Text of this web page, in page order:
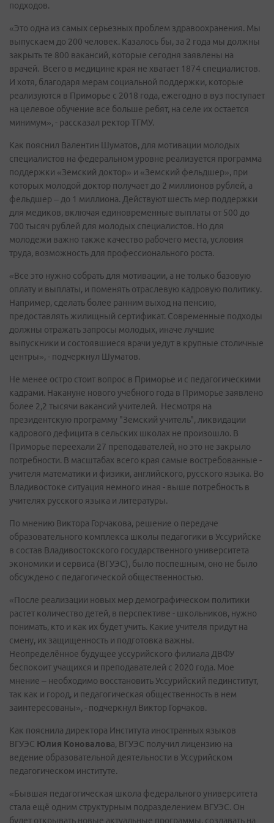
подходов.
«Это одна из самых серьезных проблем здравоохранения. Мы
выпускаем до 200 человек. Казалось бы, за 2 года мы должны
закрыть те 800 вакансий, которые сегодня заявлены на
врачей. Всего в медицине края не хватает 1874 специалистов.
И хотя, благодаря мерам социальной поддержки, которые
реализуются в Приморье с 2018 года, ежегодно в вуз поступает
на целевое обучение все больше ребят, на селе их остается
минимум», - рассказал ректор ТГМУ.
Как пояснил Валентин Шуматов, для мотивации молодых
специалистов на федеральном уровне реализуется программа
поддержки «Земский доктор» и «Земский фельдшер», при
которых молодой доктор получает до 2 миллионов рублей, а
фельдшер – до 1 миллиона. Действуют шесть мер поддержки
для медиков, включая единовременные выплаты от 500 до
700 тысяч рублей для молодых специалистов. Но для
молодежи важно также качество рабочего места, условия
труда, возможность для профессионального роста.
«Все это нужно собрать для мотивации, а не только базовую
оплату и выплаты, и поменять отраслевую кадровую политику.
Например, сделать более ранним выход на пенсию,
предоставлять жилищный сертификат. Современные подходы
должны отражать запросы молодых, иначе лучшие
выпускники и состоявшиеся врачи уедут в крупные столичные
центры», - подчеркнул Шуматов.
Не менее остро стоит вопрос в Приморье и с педагогическими
кадрами. Накануне нового учебного года в Приморье заявлено
более 2,2 тысячи вакансий учителей. Несмотря на
президентскую программу "Земский учитель", ликвидации
кадрового дефицита в сельских школах не произошло. В
Приморье переехали 27 преподавателей, но это не закрыло
потребности. В масштабах всего края самые востребованные -
учителя математики и физики, английского, русского языка. Во
Владивостоке ситуация немного иная - выше потребность в
учителях русского языка и литературы.
По мнению Виктора Горчакова, решение о передаче
образовательного комплекса школы педагогики в Уссурийске
в состав Владивостокского государственного университета
экономики и сервиса (ВГУЭС), было поспешным, оно не было
обсуждено с педагогической общественностью.
«После реализации новых мер демографическом политики
растет количество детей, в перспективе - школьников, нужно
понимать, кто и как их будет учить. Какие учителя придут на
смену, их защищенность и подготовка важны.
Неопределённое будущее уссурийского филиала ДВФУ
беспокоит учащихся и преподавателей с 2020 года. Мое
мнение – необходимо восстановить Уссурийский пединститут,
так как и город, и педагогическая общественность в нем
заинтересованы», - подчеркнул Виктор Горчаков.
Как пояснила директора Института иностранных языков
ВГУЭС Юлия Коновалова, ВГУЭС получил лицензию на
ведение образовательной деятельности в Уссурийском
педагогическом институте.
«Бывшая педагогическая школа федерального университета
стала ещё одним структурным подразделением ВГУЭС. Он
будет открывать новые актуальные программы, создавать на